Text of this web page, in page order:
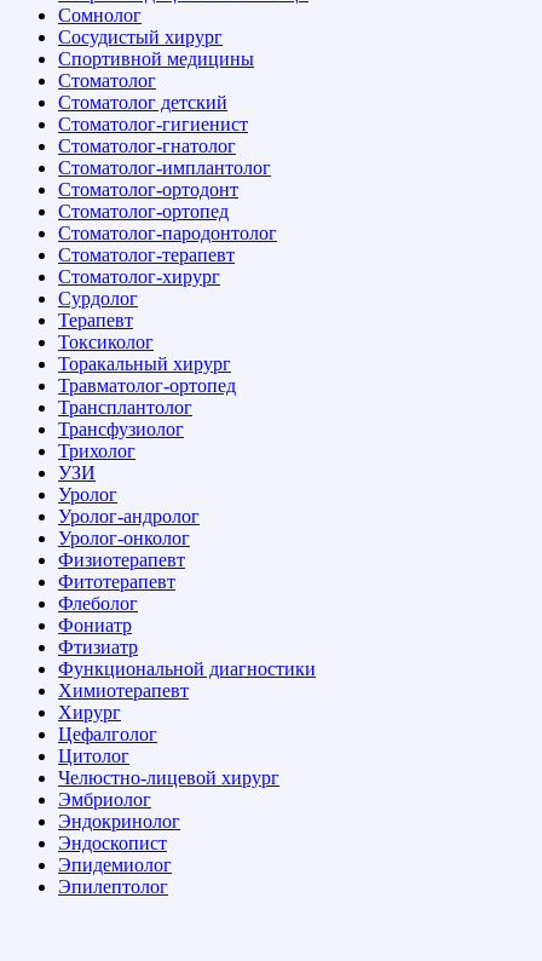
Сомнолог
Сосудистый хирург
Спортивной медицины
Стоматолог
Стоматолог детский
Стоматолог-гигиенист
Стоматолог-гнатолог
Стоматолог-имплантолог
Стоматолог-ортодонт
Стоматолог-ортопед
Стоматолог-пародонтолог
Стоматолог-терапевт
Стоматолог-хирург
Сурдолог
Терапевт
Токсиколог
Торакальный хирург
Травматолог-ортопед
Трансплантолог
Трансфузиолог
Трихолог
УЗИ
Уролог
Уролог-андролог
Уролог-онколог
Физиотерапевт
Фитотерапевт
Флеболог
Фониатр
Фтизиатр
Функциональной диагностики
Химиотерапевт
Хирург
Цефалголог
Цитолог
Челюстно-лицевой хирург
Эмбриолог
Эндокринолог
Эндоскопист
Эпидемиолог
Эпилептолог